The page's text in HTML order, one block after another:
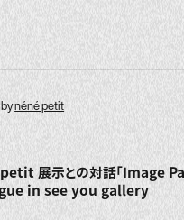
bynéné petit
展示との対話「Image
in see you gallery